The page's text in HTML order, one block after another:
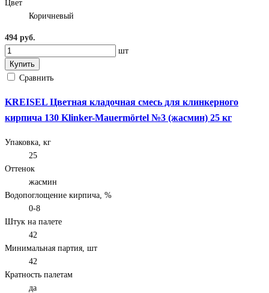
Цвет
Коричневый
494 руб.
шт
Купить
Сравнить
KREISEL Цветная кладочная смесь для клинкерного
кирпича 130 Klinker-Mauermörtel №3 (жасмин) 25 кг
Упаковка, кг
25
Оттенок
жасмин
Водопоглощение кирпича, %
0-8
Штук на палете
42
Минимальная партия, шт
42
Кратность палетам
да